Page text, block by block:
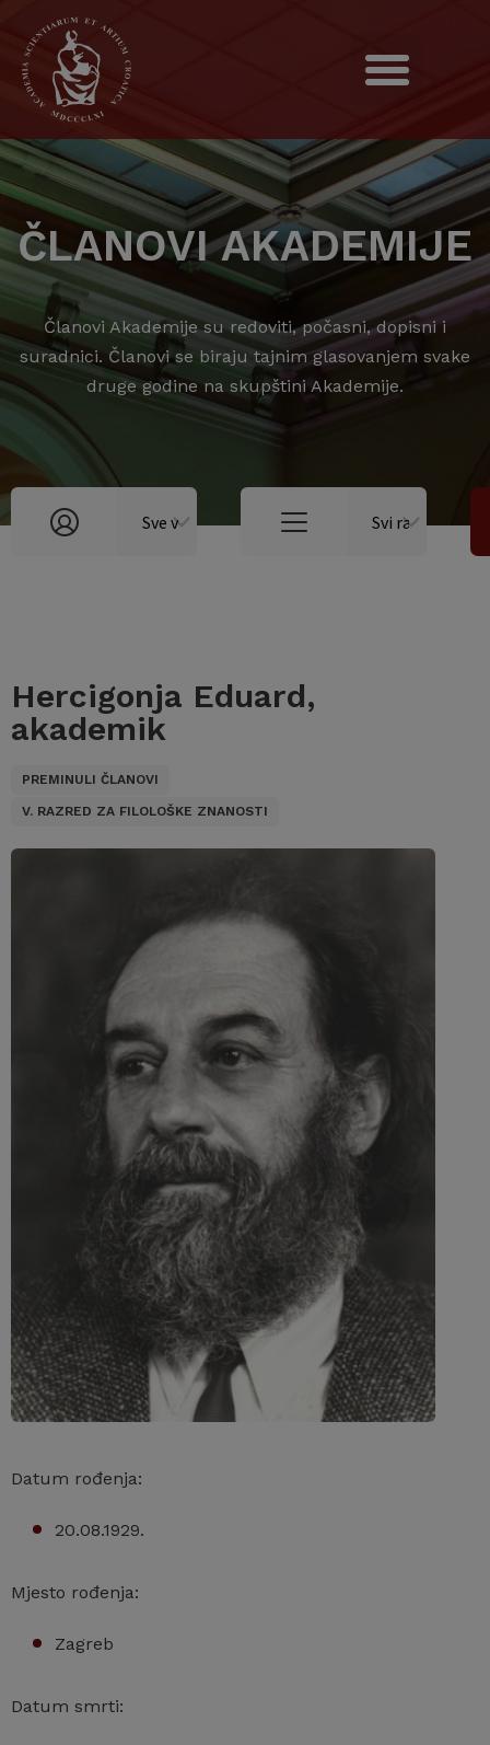
ČLANOVI AKADEMIJE
Članovi Akademije su redoviti, počasni, dopisni i
suradnici. Članovi se biraju tajnim glasovanjem svake
druge godine na skupštini Akademije.
Hercigonja Eduard,
akademik
PREMINULI ČLANOVI
V. RAZRED ZA FILOLOŠKE ZNANOSTI
Datum rođenja:
20.08.1929.
Mjesto rođenja:
Zagreb
Datum smrti: